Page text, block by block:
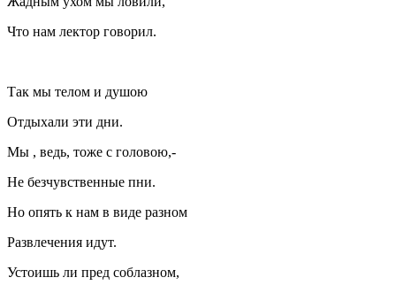
Что нам лектор говорил.
Так мы телом и душою
Отдыхали эти дни.
Мы , ведь, тоже с головою,-
Не безчувственные пни.
Но опять к нам в виде разном
Развлечения идут.
Устоишь ли пред соблазном,